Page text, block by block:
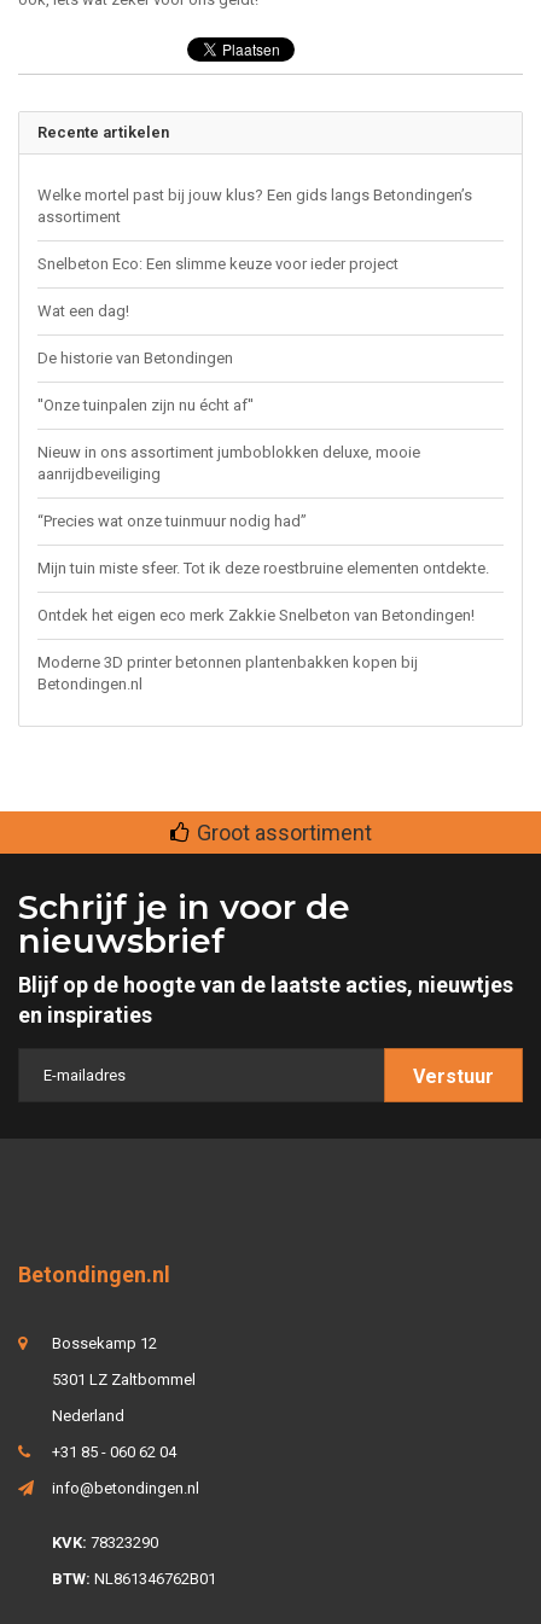
Recente artikelen
Welke mortel past bij jouw klus? Een gids langs Betondingen’s
assortiment
Snelbeton Eco: Een slimme keuze voor ieder project
Wat een dag!
De historie van Betondingen
''Onze tuinpalen zijn nu écht af''
Nieuw in ons assortiment jumboblokken deluxe, mooie
aanrijdbeveiliging
“Precies wat onze tuinmuur nodig had”
Mijn tuin miste sfeer. Tot ik deze roestbruine elementen ontdekte.
Ontdek het eigen eco merk Zakkie Snelbeton van Betondingen!
Moderne 3D printer betonnen plantenbakken kopen bij
Betondingen.nl
Groot assortiment
Schrijf je in voor de
nieuwsbrief
Blijf op de hoogte van de laatste acties, nieuwtjes
en inspiraties
Verstuur
Betondingen.nl
Bossekamp 12
5301 LZ Zaltbommel
Nederland
+31 85 - 060 62 04
info@betondingen.nl
KVK: 78323290
BTW: NL861346762B01